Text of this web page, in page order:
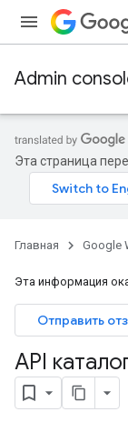
Admin
Эта страница
Главная Google
Эта информация
Отправить
API